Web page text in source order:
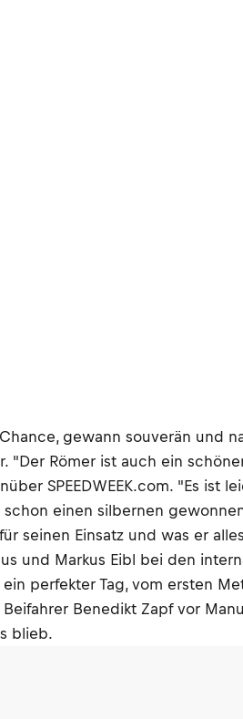
gewann souverän und
Römer ist auch ein
SPEEDWEEK.com. "Es ist
einen silbernen
seinen Einsatz und was er
und Markus Eibl bei den
perfekter Tag, vom ersten
Benedikt Zapf vor
blieb.